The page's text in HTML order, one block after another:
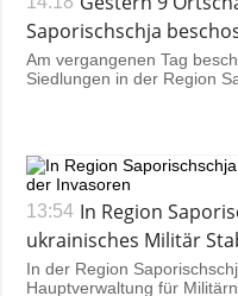
Saporischschja
Am vergangenen Tag
Siedlungen in der Region
13:54 In Region
ukrainisches Militär
In der Region
Hauptverwaltung für